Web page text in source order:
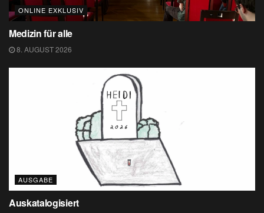
ONLINE EXKLUSIV
Medizin für alle
8. AUGUST 2026
AUSGABE
Auskatalogisiert